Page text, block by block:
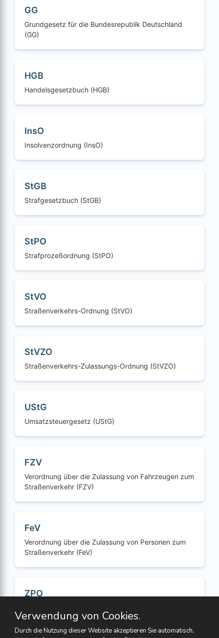
GG
Grundgesetz für die Bundesrepublik Deutschland
(GG)
HGB
Handelsgesetzbuch (HGB)
InsO
Insolvenzordnung (InsO)
StGB
Strafgesetzbuch (StGB)
StPO
Strafprozeßordnung (StPO)
StVO
Straßenverkehrs-Ordnung (StVO)
StVZO
Straßenverkehrs-Zulassungs-Ordnung (StVZO)
UStG
Umsatzsteuergesetz (UStG)
FZV
Verordnung über die Zulassung von Fahrzeugen zum
Straßenverkehr (FZV)
FeV
Verordnung über die Zulassung von Personen zum
Straßenverkehr (FeV)
ZPO
Verwendung von Cookies.
Durch die Nutzung dieser Website akzeptieren Sie automatisch,